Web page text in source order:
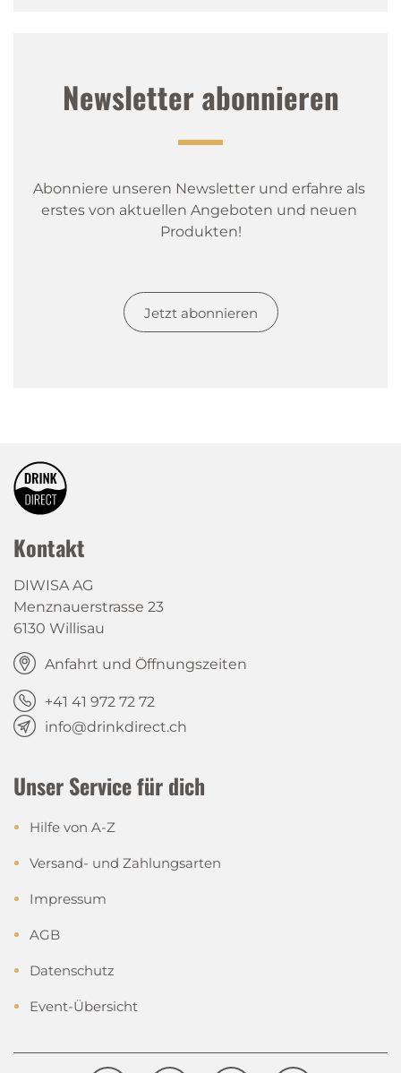
Newsletter abonnieren
Abonniere unseren Newsletter und erfahre als
erstes von aktuellen Angeboten und neuen
Produkten!
Jetzt abonnieren
Kontakt
DIWISA AG
Menznauerstrasse 23
6130 Willisau
Anfahrt und Öffnungszeiten
+41 41 972 72 72
info@drinkdirect.ch
Unser Service für dich
Hilfe von A-Z
Versand- und Zahlungsarten
Impressum
AGB
Datenschutz
Event-Übersicht